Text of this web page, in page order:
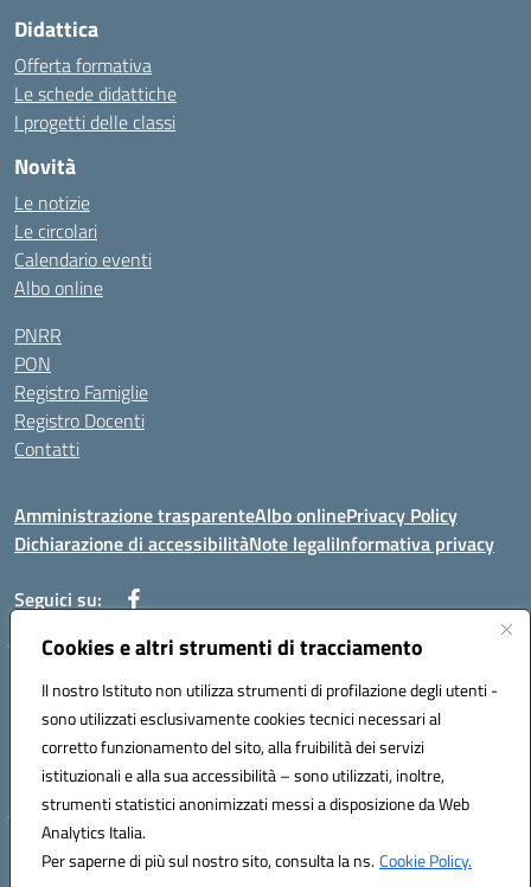
Cookies e altri strumenti di tracciamento
Il nostro Istituto non utilizza strumenti di profilazione degli utenti -
sono utilizzati esclusivamente cookies tecnici necessari al
corretto funzionamento del sito, alla fruibilità dei servizi
istituzionali e alla sua accessibilità – sono utilizzati, inoltre,
strumenti statistici anonimizzati messi a disposizione da Web
Analytics Italia.
Per saperne di più sul nostro sito, consulta la ns.Cookie Policy.
Didattica
Offerta formativa
Le schede didattiche
I progetti delle classi
Novità
Le notizie
Le circolari
Calendario eventi
Albo online
PNRR
PON
Registro Famiglie
Registro Docenti
Contatti
Amministrazione trasparenteAlbo onlinePrivacy Policy
Dichiarazione di accessibilitàNote legaliInformativa privacy
Seguici su:
VIA MONTALE SNC 81100 CASERTA (CE)
Telefono: 0823327010 - Fax: 0823327010
Mail: ceic8a000n@istruzione.it - PEC: ceic8a000n@pec.istruzione.it
Codice meccanografico: CEIC8A000N
Codice fiscale: 93090190617
Hosting & Powered by 3D Solution S.r.l.
Concept & Design by Designers Italia